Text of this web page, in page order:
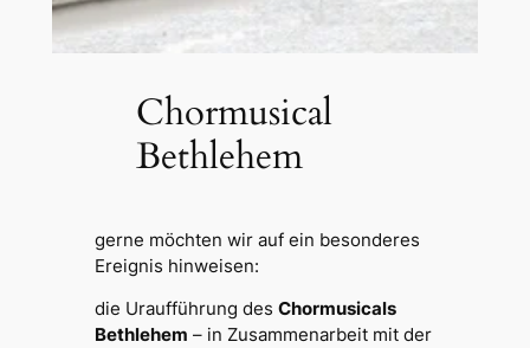
Chormusical
Bethlehem
gerne möchten wir auf ein besonderes
Ereignis hinweisen:
die Uraufführung des Chormusicals
Bethlehem – in Zusammenarbeit mit der